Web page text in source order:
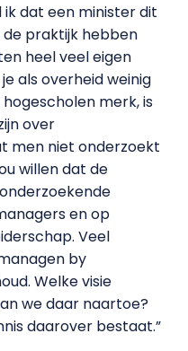
dat een minister dit
praktijk hebben
heel veel eigen
als overheid weinig
merk, is
over
men niet onderzoekt
willen dat de
en op
Veel
by
Welke visie
we daar naartoe?
daarover bestaat.”